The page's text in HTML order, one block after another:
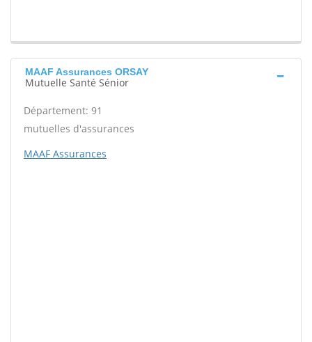
MAAF Assurances ORSAY
Mutuelle Santé Sénior
Département: 91
mutuelles d'assurances
MAAF Assurances